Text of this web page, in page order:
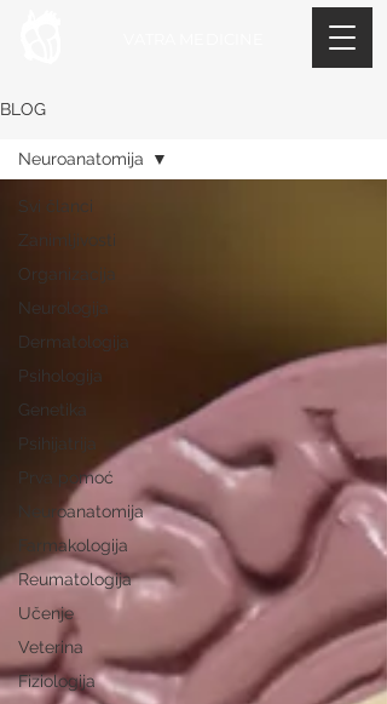
BLOG
Svi članci
Zanimljivosti
Organizacija
Neurologija
Dermatologija
Psihologija
Genetika
Psihijatrija
Prva pomoć
Neuroanatomija
Farmakologija
Reumatologija
Učenje
Veterina
Fiziologija
Neuroanatomija